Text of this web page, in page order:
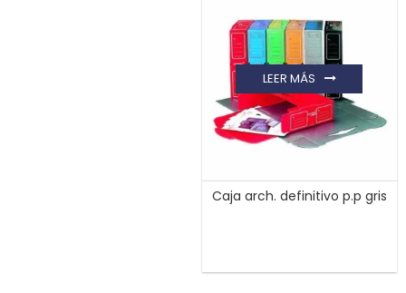
Caja arch. definitivo p.p gris
LEER MÁS